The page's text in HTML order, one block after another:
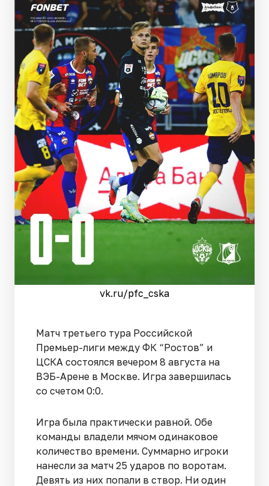
vk.ru/pfc_cska
Матч третьего тура Российской
Премьер-лиги между ФК “Ростов” и
ЦСКА состоялся вечером 8 августа на
ВЭБ-Арене в Москве. Игра завершилась
со счетом 0:0.
Игра была практически равной. Обе
команды владели мячом одинаковое
количество времени. Суммарно игроки
нанесли за матч 25 ударов по воротам.
Девять из них попали в створ. Ни один